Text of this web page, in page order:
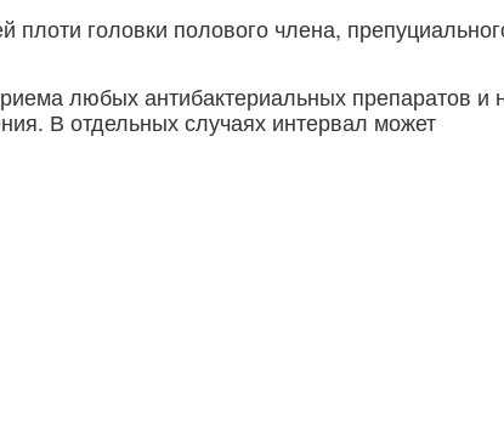
головки полового члена,
любых антибактериальных препаратов и
В отдельных случаях интервал может